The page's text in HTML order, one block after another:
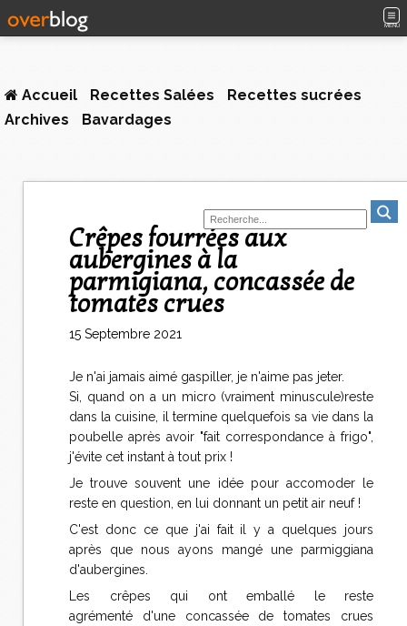
MENU
Accueil Recettes Salées
Recettes sucrées
Archives
Bavardages
Crêpes fourrées aux
aubergines à la
parmigiana, concassée de
tomates crues
15 Septembre 2021
Je n'ai jamais aimé gaspiller, je n'aime pas jeter.
Si, quand on a un micro (vraiment minuscule)reste
dans la cuisine, il termine quelquefois sa vie dans la
poubelle après avoir "fait correspondance à frigo",
j'évite cet instant à tout prix !
Je trouve souvent une idée pour accomoder le
reste en question, en lui donnant un petit air neuf !
C'est donc ce que j'ai fait il y a quelques jours
après que nous ayons mangé une parmiggiana
d'aubergines.
Les crêpes qui ont emballé le reste
agrémenté d'une concassée de tomates crues